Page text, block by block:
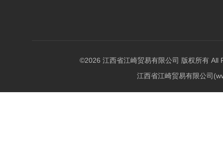
©2026 江西省江崎贸易有限公司 版权所有 All
江西省江崎贸易有限公司